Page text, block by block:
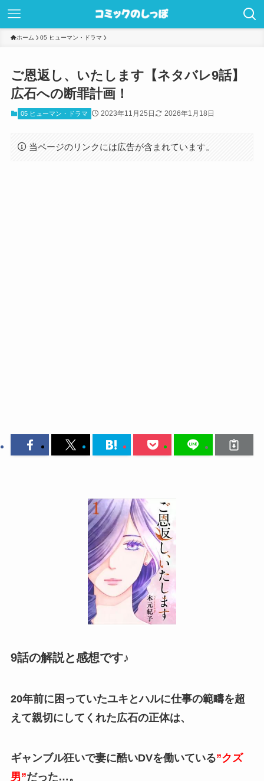
ホーム 05 ヒューマン・ドラマ
ご恩返し、いたします【ネタバレ9話】
広石への断罪計画！
05 ヒューマン・ドラマ 2023年11月25日 2026年1月18日
当ページのリンクには広告が含まれています。
9話の解説と感想です♪
20年前に困っていたユキとハルに仕事の範疇を超
えて親切にしてくれた広石の正体は、
ギャンブル狂いで妻に酷いDVを働いている”クズ
男”だった…。